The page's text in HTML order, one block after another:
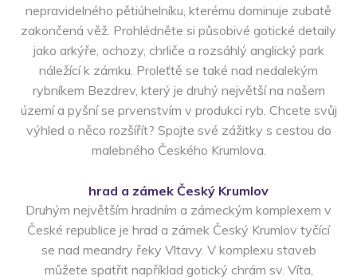
nepravidelného pětiúhelníku, kterému dominuje zubatě
zakončená věž. Prohlédněte si působivé gotické detaily
jako arkýře, ochozy, chrliče a rozsáhlý anglický park
náležící k zámku. Proleťtě se také nad nedalekým
rybníkem Bezdrev, který je druhý největší na našem
území a pyšní se prvenstvím v produkci ryb. Chcete svůj
výhled o něco rozšířít? Spojte své zážitky s cestou do
malebného Českého Krumlova.
hrad a zámek Český Krumlov
Druhým největším hradním a zámeckým komplexem v
České republice je hrad a zámek Český Krumlov tyčící
se nad meandry řeky Vltavy. V komplexu staveb
můžete spatřit například gotický chrám sv. Víta,